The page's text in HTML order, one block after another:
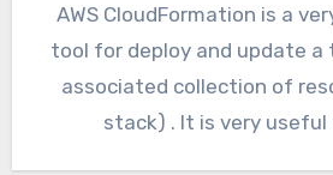
AWS CloudFormation is a very useful DevOps
tool for deploy and update
associated collection of
stack) . It is very